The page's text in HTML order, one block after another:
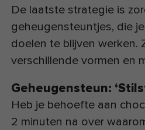
De laatste strategie is
geheugensteuntjes, die
doelen te blijven werken.
verschillende vormen en
Geheugensteun:
Heb je behoefte aan
2 minuten na over